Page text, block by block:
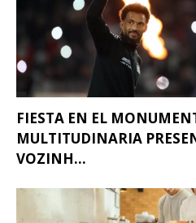
FIESTA EN EL
MULTITUDINARIA
VOZINH...